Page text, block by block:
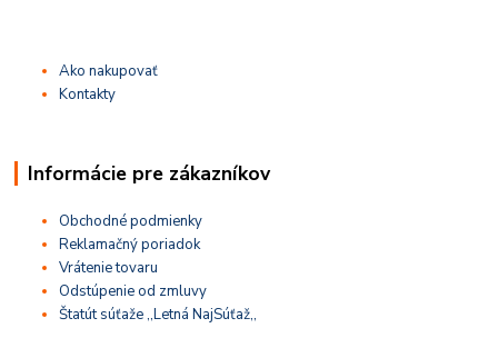
Ako nakupovať
Kontakty
Informácie pre zákazníkov
Obchodné podmienky
Reklamačný poriadok
Vrátenie tovaru
Odstúpenie od zmluvy
Štatút súťaže ,,Letná NajSúťaž,,